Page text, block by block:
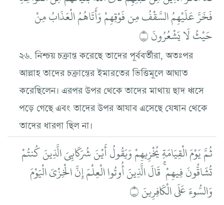
فَخَرَّ عَلَيْهِمُ السَّقْفُ مِن فَوْقِهِمْ وَأَتَاهُمُ الْعَذَابُ مِنْ
حَيْثُ لَا يَشْعُرُونَ ۝
২৬. নিশ্চয় চক্রান্ত করেছে তাদের পূর্ববর্তীরা, অতঃপর
আল্লাহ তাদের চক্রান্তের ইমারতের ভিত্তিমূলে আঘাত
করেছিলেন। এরপর উপর থেকে তাদের মাথায় ছাদ ধ্বসে
পড়ে গেছে এবং তাদের উপর আযাব এসেছে যেখান থেকে
তাদের ধারণা ছিল না।
ثُمَّ يَوْمَ الْقِيَامَةِ يُخْزِيهِمْ وَيَقُولُ أَيْنَ شُرَكَائِيَ الَّذِينَ كُنتُمْ
تُشَاقُّونَ فِيهِمْ ۚ قَالَ الَّذِينَ أُوتُوا الْعِلْمَ إِنَّ الْخِزْيَ الْيَوْمَ
وَالسُّوءَ عَلَى الْكَافِرِينَ ۝